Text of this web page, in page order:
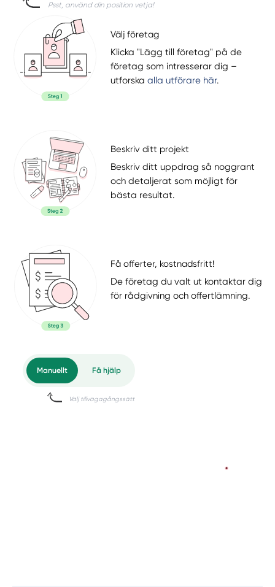
Psst, använd din position vetja!
Välj företag
Klicka "Lägg till företag" på de
företag som intresserar dig –
utforskaalla utförare här.
Beskriv ditt projekt
Beskriv ditt uppdrag så noggrant
och detaljerat som möjligt för
bästa resultat.
Få offerter, kostnadsfritt!
De företag du valt ut kontaktar dig
för rådgivning och offertlämning.